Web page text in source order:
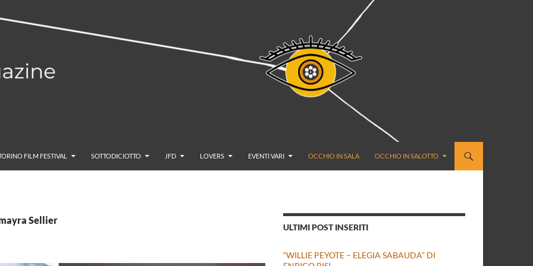
FILM FESTIVAL SOTTODICIOTTO JFD LOVERS EVENTI VARI OCCHIO IN SALA OCCHIO IN SALOTTO
Sellier
ULTIMI POST INSERITI
“WILLIE PEYOTE – ELEGIA SABAUDA” DI